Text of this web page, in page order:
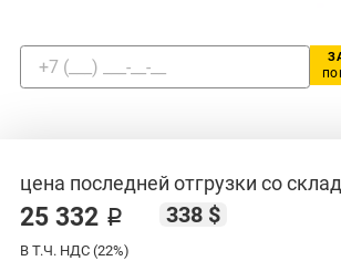
цена последней отгрузки со
25 332 ₽ 338 $
В Т.Ч. НДС (22%)